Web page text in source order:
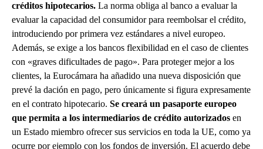
créditos hipotecarios. La norma obliga al banco a evaluar la
evaluar la capacidad del consumidor para reembolsar el crédito,
introduciendo por primera vez estándares a nivel europeo.
Además, se exige a los bancos flexibilidad en el caso de clientes
con «graves dificultades de pago». Para proteger mejor a los
clientes, la Eurocámara ha añadido una nueva disposición que
prevé la dación en pago, pero únicamente si figura expresamente
en el contrato hipotecario. Se creará un pasaporte europeo
que permita a los intermediarios de crédito autorizados en
un Estado miembro ofrecer sus servicios en toda la UE, como ya
ocurre por ejemplo con los fondos de inversión. El acuerdo debe